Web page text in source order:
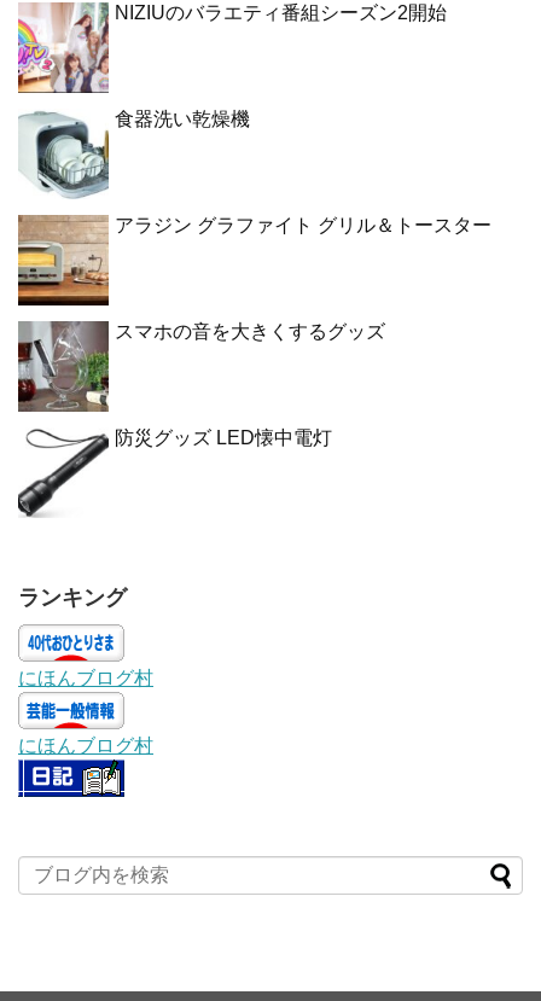
NIZIUのバラエティ番組シーズン2開始
食器洗い乾燥機
アラジン グラファイト グリル＆トースター
スマホの音を大きくするグッズ
防災グッズ LED懐中電灯
ランキング
にほんブログ村
にほんブログ村